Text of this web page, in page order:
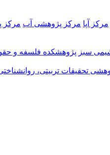
مرکز آپا مرکز پژوهشی آب مرکز
سبز پژوهشکده فلسفه و
تحقیقات تربیتی،